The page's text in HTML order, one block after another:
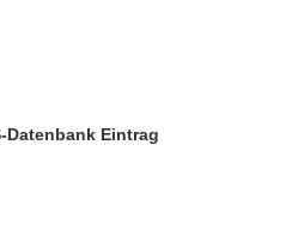
Datenbank Eintrag